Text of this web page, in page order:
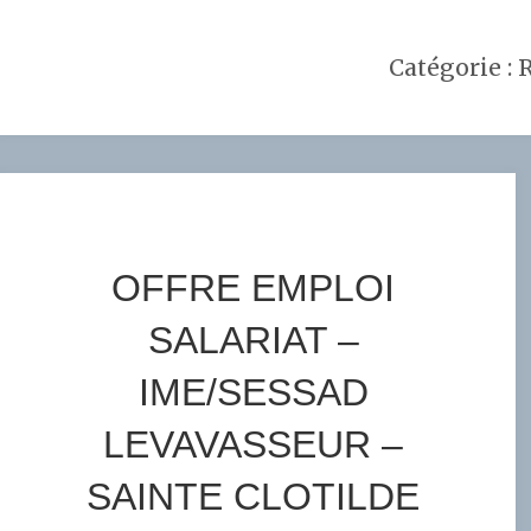
Catégorie :
OFFRE EMPLOI
SALARIAT –
IME/SESSAD
LEVAVASSEUR –
SAINTE CLOTILDE